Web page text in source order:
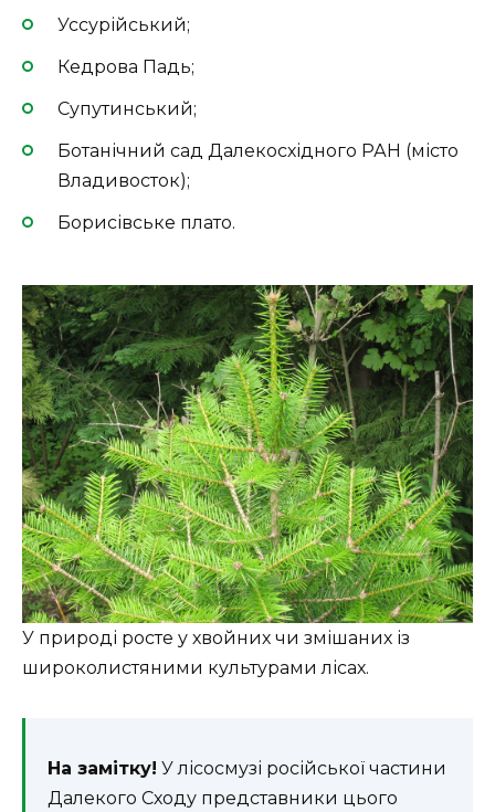
Уссурійський;
Кедрова Падь;
Супутинський;
Ботанічний сад Далекосхідного РАН (місто
Владивосток);
Борисівське плато.
У природі росте у хвойних чи змішаних із
широколистяними культурами лісах.
На замітку! У лісосмузі російської частини
Далекого Сходу представники цього